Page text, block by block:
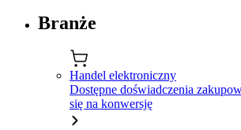
Branże
Handel elektroniczny
Dostępne doświadczenia
się na konwersję